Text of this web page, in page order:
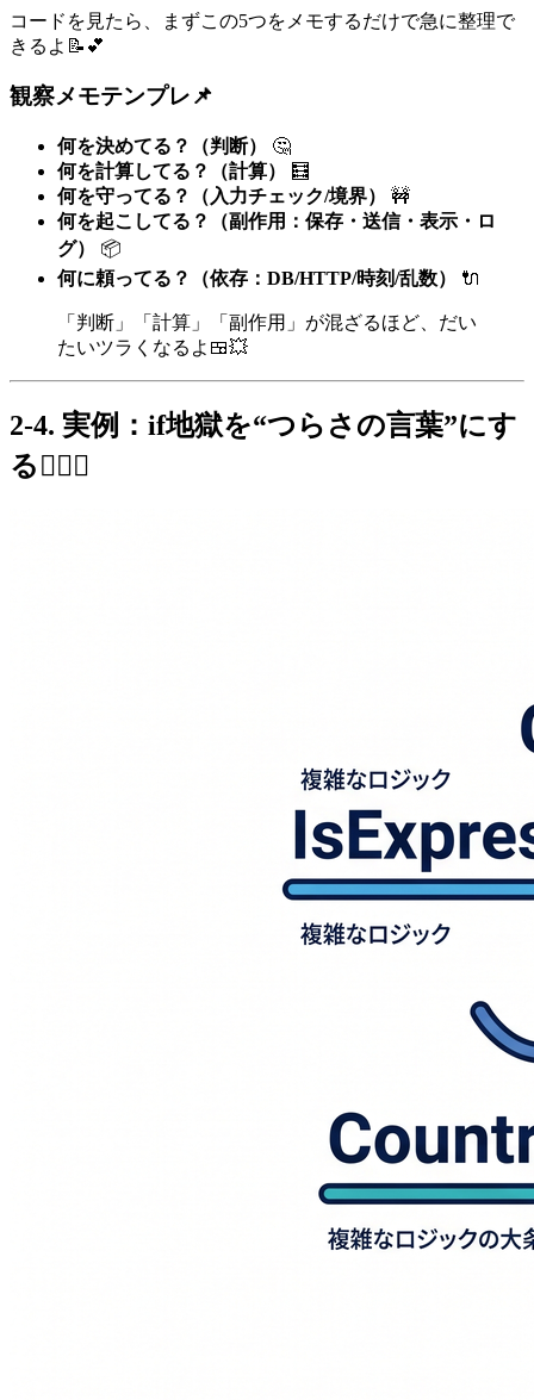
コードを見たら、まずこの5つをメモするだけで急に整理で
きるよ📝💕
観察メモテンプレ📌
何を決めてる？（判断）
🤔
何を計算してる？（計算）
🧮
何を守ってる？（入力チェック/境界）
🚧
何を起こしてる？（副作用：保存・送信・表示・ロ
グ）
📦
何に頼ってる？（依存：DB/HTTP/時刻/乱数）
🔌
「判断」「計算」「副作用」が混ざるほど、だい
たいツラくなるよ🍱💥
2-4. 実例：if地獄を“つらさの言葉”にす
る😵‍💫🌿